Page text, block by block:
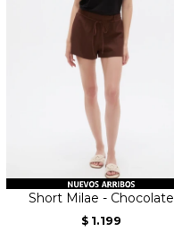
Short Milae - Chocolate
$ 1.199